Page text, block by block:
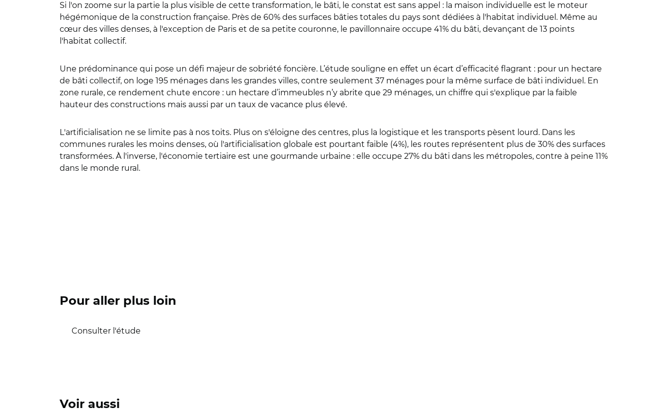
Si l'on zoome sur la partie la plus visible de cette transformation, le bâti, le constat est sans appel : la maison individuelle est le moteur
hégémonique de la construction française. Près de 60% des surfaces bâties totales du pays sont dédiées à l'habitat individuel. Même au
cœur des villes denses, à l'exception de Paris et de sa petite couronne, le pavillonnaire occupe 41% du bâti, devançant de 13 points
l'habitat collectif.
Une prédominance qui pose un défi majeur de sobriété foncière. L’étude souligne en effet un écart d’efficacité flagrant : pour un hectare
de bâti collectif, on loge 195 ménages dans les grandes villes, contre seulement 37 ménages pour la même surface de bâti individuel. En
zone rurale, ce rendement chute encore : un hectare d’immeubles n’y abrite que 29 ménages, un chiffre qui s'explique par la faible
hauteur des constructions mais aussi par un taux de vacance plus élevé.
L'artificialisation ne se limite pas à nos toits. Plus on s'éloigne des centres, plus la logistique et les transports pèsent lourd. Dans les
communes rurales les moins denses, où l'artificialisation globale est pourtant faible (4%), les routes représentent plus de 30% des surfaces
transformées. À l'inverse, l'économie tertiaire est une gourmande urbaine : elle occupe 27% du bâti dans les métropoles, contre à peine 11%
dans le monde rural.
Pour aller plus loin
Consulter l'étude
Voir aussi